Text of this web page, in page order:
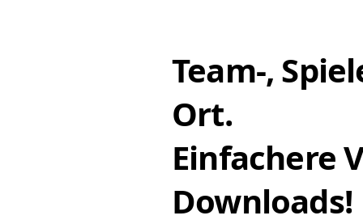
Team-,
Ort.
Einfachere
Downloads!